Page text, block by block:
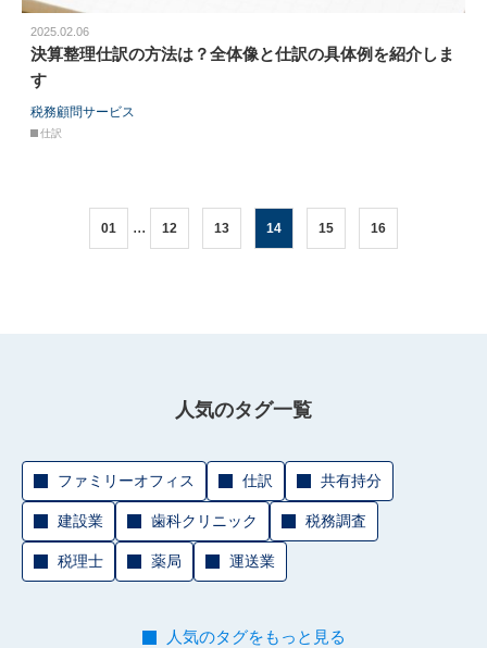
2025.02.06
決算整理仕訳の方法は？全体像と仕訳の具体例を紹介しま
す
税務顧問サービス
仕訳
01 ... 12 13 14 15 16
人気のタグ一覧
ファミリーオフィス 仕訳 共有持分
建設業 歯科クリニック 税務調査
税理士 薬局 運送業
人気のタグをもっと見る